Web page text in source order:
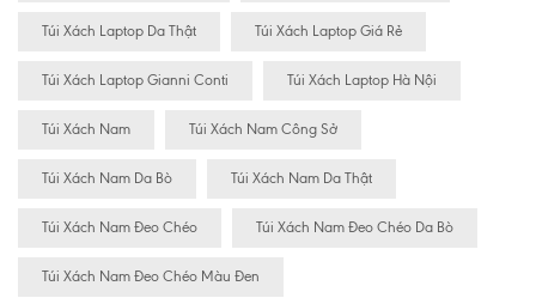
Túi Xách Laptop Da Thật Túi Xách Laptop Giá Rẻ
Túi Xách Laptop Gianni Conti Túi Xách Laptop Hà Nội
Túi Xách Nam Túi Xách Nam Công Sở
Túi Xách Nam Da Bò Túi Xách Nam Da Thật
Túi Xách Nam Đeo Chéo Túi Xách Nam Đeo Chéo Da Bò
Túi Xách Nam Đeo Chéo Màu Đen